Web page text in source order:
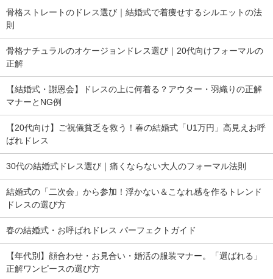
骨格ストレートのドレス選び｜結婚式で着痩せするシルエットの法
則
骨格ナチュラルのオケージョンドレス選び｜20代向けフォーマルの
正解
【結婚式・謝恩会】ドレスの上に何着る？アウター・羽織りの正解
マナーとNG例
【20代向け】ご祝儀貧乏を救う！春の結婚式「U1万円」高見えお呼
ばれドレス
30代の結婚式ドレス選び｜痛くならない大人のフォーマル法則
結婚式の「二次会」から参加！浮かない＆こなれ感を作るトレンド
ドレスの選び方
春の結婚式・お呼ばれドレス パーフェクトガイド
【年代別】顔合わせ・お見合い・婚活の服装マナー。「選ばれる」
正解ワンピースの選び方